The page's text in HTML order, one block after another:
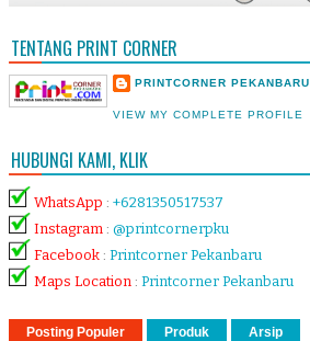
TENTANG PRINT CORNER
PRINTCORNER PEKANBARU
VIEW MY COMPLETE PROFILE
HUBUNGI KAMI, KLIK
WhatsApp : +6281350517537
Instagram : @printcornerpku
Facebook : Printcorner Pekanbaru
Maps Location : Printcorner Pekanbaru
Posting Populer Produk Arsip